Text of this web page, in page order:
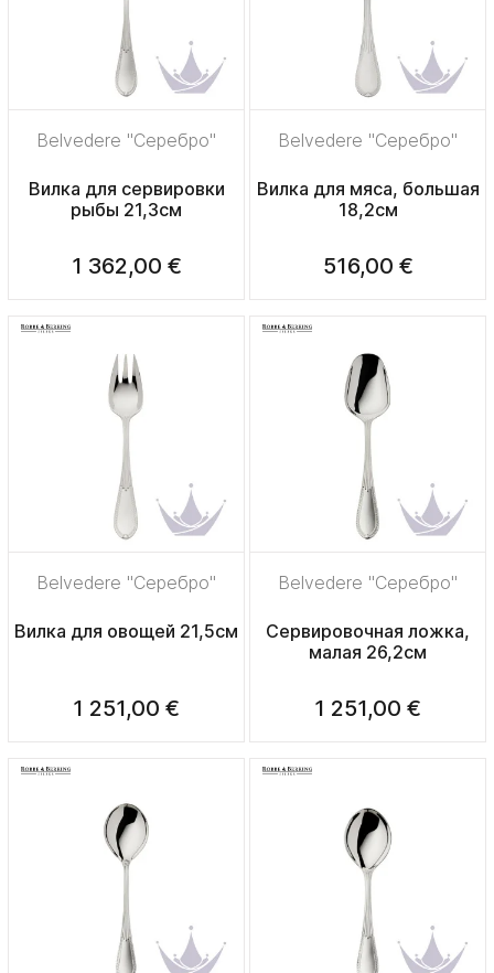
Belvedere "Серебро"
Вилка для сервировки
рыбы 21,3см
1 362,00 €
Belvedere "Серебро"
Вилка для мяса, большая
18,2см
516,00 €
Belvedere "Серебро"
Вилка для овощей 21,5см
1 251,00 €
Belvedere "Серебро"
Сервировочная ложка,
малая 26,2см
1 251,00 €